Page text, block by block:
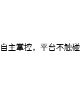
主掌控，平台不触